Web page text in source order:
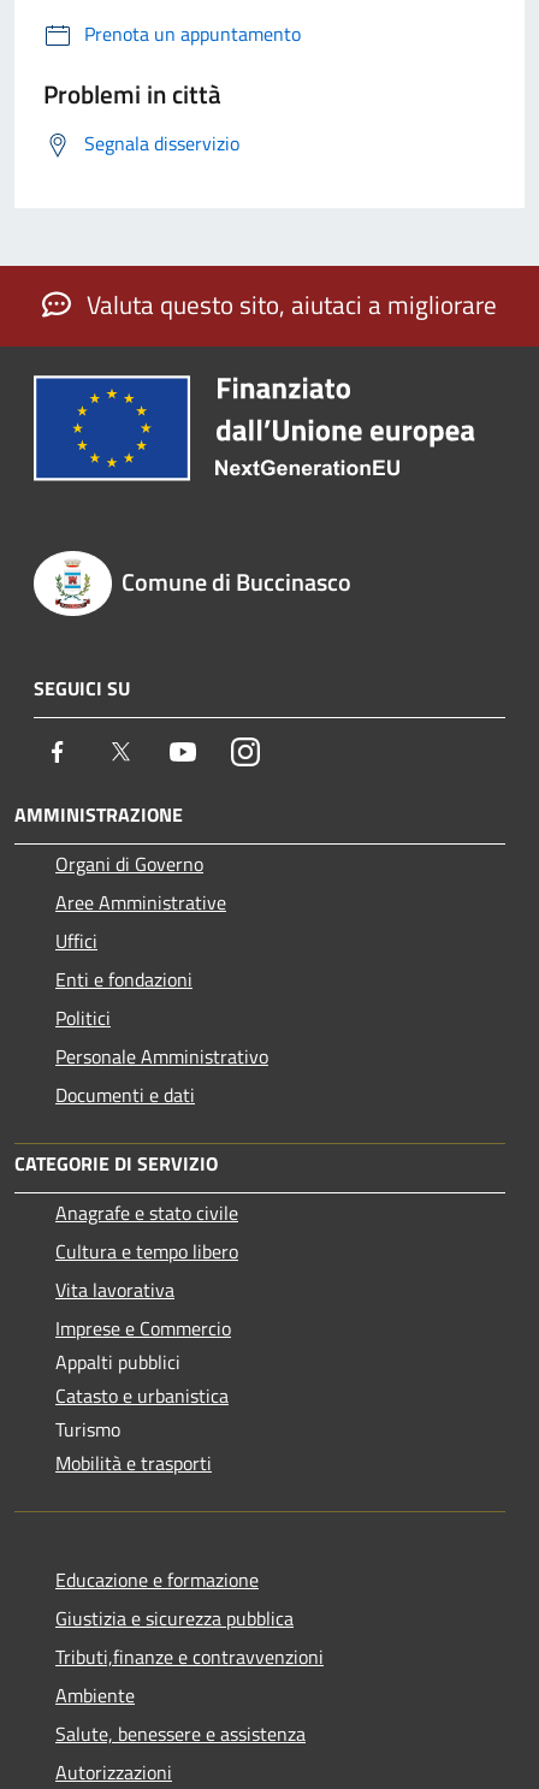
Prenota un appuntamento
Problemi in città
Segnala disservizio
Valuta questo sito, aiutaci a migliorare
Comune di Buccinasco
SEGUICI SU
Facebook Twitter YoutubeInstagram
AMMINISTRAZIONE
Organi di Governo
Aree Amministrative
Uffici
Enti e fondazioni
Politici
Personale Amministrativo
Documenti e dati
CATEGORIE DI SERVIZIO
Anagrafe e stato civile
Cultura e tempo libero
Vita lavorativa
Imprese e Commercio
Appalti pubblici
Catasto e urbanistica
Turismo
Mobilità e trasporti
Educazione e formazione
Giustizia e sicurezza pubblica
Tributi,finanze e contravvenzioni
Ambiente
Salute, benessere e assistenza
Autorizzazioni